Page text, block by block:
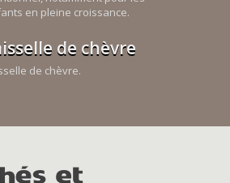
en pleine croissance.
de chèvre
de chèvre.
et